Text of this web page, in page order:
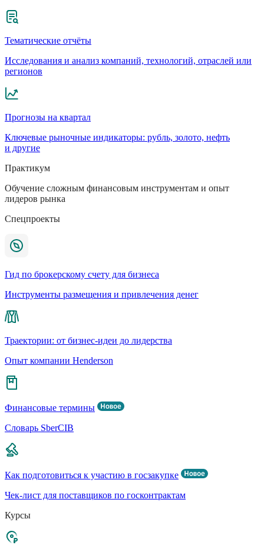
Тематические отчёты
Исследования и анализ компаний, технологий, отраслей или
регионов
Прогнозы на квартал
Ключевые рыночные индикаторы: рубль, золото, нефть
и другие
Практикум
Обучение сложным финансовым инструментам и опыт
лидеров рынка
Спецпроекты
Гид по брокерскому счету для бизнеса
Инструменты размещения и привлечения денег
Траектории: от бизнес-идеи до лидерства
Опыт компании Henderson
Финансовые термины
Словарь SberCIB
Как подготовиться к участию в госзакупке
Чек-лист для поставщиков по госконтрактам
Курсы